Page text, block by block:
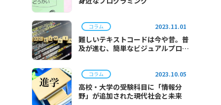
コラム 2023.11.01
難しいテキストコードは今や昔。普
及が進む、簡単なビジュアルプログ
コラム 2023.10.05
高校・大学の受験科目に「情報分
野」が追加された現代社会と未来